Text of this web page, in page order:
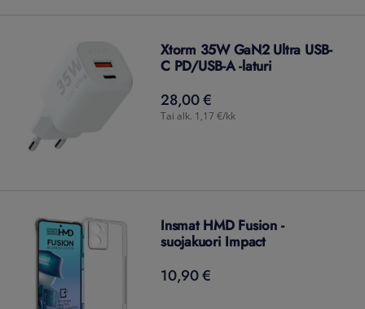
Xtorm 35W GaN2 Ultra USB-
C PD/USB-A -laturi
28,00 €
28,00€
Tai alk. 1,17 €/kk
Insmat HMD Fusion -
suojakuori Impact
10,90 €
10,90€